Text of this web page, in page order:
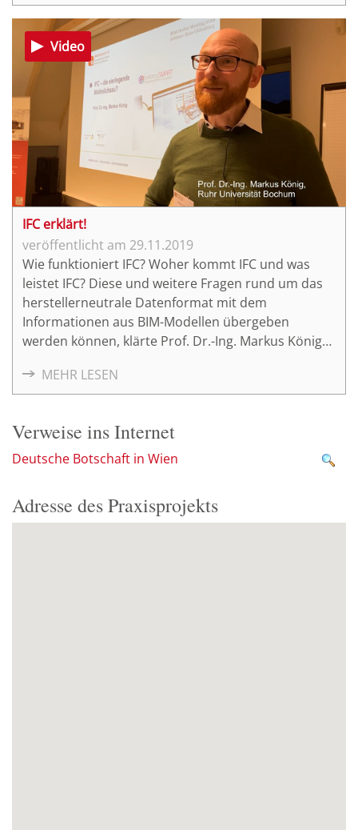
Video
IFC erklärt!
29.11.2019
Wie funktioniert IFC? Woher kommt IFC und was
leistet IFC? Diese und weitere Fragen rund um das
herstellerneutrale Datenformat mit dem
Informationen aus BIM-Modellen übergeben
werden können, klärte Prof. Dr.-Ing. Markus König
Herbstmeeting des Mittelstand 4.0-
Kompetenzzentrum Planen und Bauen an unserem
MEHR LESEN
Verweise ins Internet
Deutsche Botschaft in Wien
Adresse des Praxisprojekts